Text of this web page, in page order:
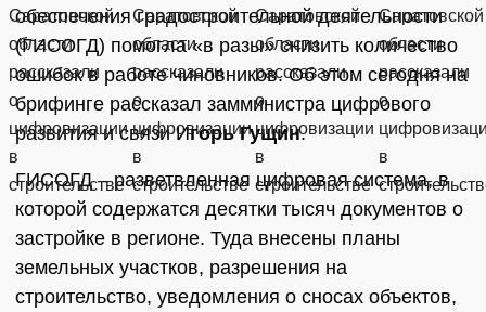
обеспечения градостроительной деятельности
(ГИСОГД) помогла «в разы» снизить количество
ошибок в работе чиновников. Об этом сегодня на
брифинге рассказал замминистра цифрового
развития и связи Игорь Гущин.
ГИСОГД – разветвленная цифровая система, в
которой содержатся десятки тысяч документов о
застройке в регионе. Туда внесены планы
земельных участков, разрешения на
строительство, уведомления о сносах объектов,